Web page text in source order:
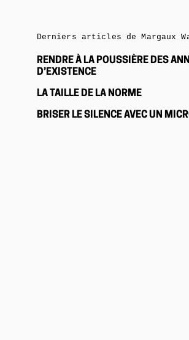
Derniers articles de Margaux
RENDRE À LA POUSSIÈRE DES
D’EXISTENCE
LA TAILLE DE LA NORME
BRISER LE SILENCE AVEC UN